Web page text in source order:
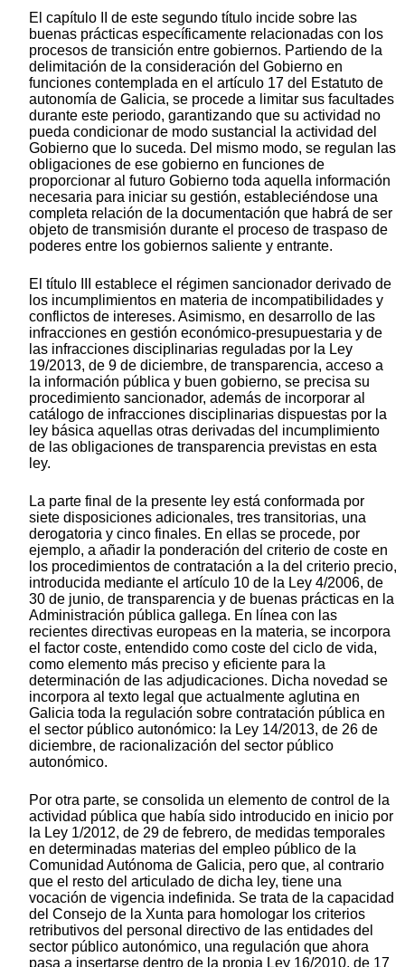
El capítulo II de este segundo título incide sobre las
buenas prácticas específicamente relacionadas con los
procesos de transición entre gobiernos. Partiendo de la
delimitación de la consideración del Gobierno en
funciones contemplada en el artículo 17 del Estatuto de
autonomía de Galicia, se procede a limitar sus facultades
durante este periodo, garantizando que su actividad no
pueda condicionar de modo sustancial la actividad del
Gobierno que lo suceda. Del mismo modo, se regulan las
obligaciones de ese gobierno en funciones de
proporcionar al futuro Gobierno toda aquella información
necesaria para iniciar su gestión, estableciéndose una
completa relación de la documentación que habrá de ser
objeto de transmisión durante el proceso de traspaso de
poderes entre los gobiernos saliente y entrante.
El título III establece el régimen sancionador derivado de
los incumplimientos en materia de incompatibilidades y
conflictos de intereses. Asimismo, en desarrollo de las
infracciones en gestión económico-presupuestaria y de
las infracciones disciplinarias reguladas por la Ley
19/2013, de 9 de diciembre, de transparencia, acceso a
la información pública y buen gobierno, se precisa su
procedimiento sancionador, además de incorporar al
catálogo de infracciones disciplinarias dispuestas por la
ley básica aquellas otras derivadas del incumplimiento
de las obligaciones de transparencia previstas en esta
ley.
La parte final de la presente ley está conformada por
siete disposiciones adicionales, tres transitorias, una
derogatoria y cinco finales. En ellas se procede, por
ejemplo, a añadir la ponderación del criterio de coste en
los procedimientos de contratación a la del criterio precio,
introducida mediante el artículo 10 de la Ley 4/2006, de
30 de junio, de transparencia y de buenas prácticas en la
Administración pública gallega. En línea con las
recientes directivas europeas en la materia, se incorpora
el factor coste, entendido como coste del ciclo de vida,
como elemento más preciso y eficiente para la
determinación de las adjudicaciones. Dicha novedad se
incorpora al texto legal que actualmente aglutina en
Galicia toda la regulación sobre contratación pública en
el sector público autonómico: la Ley 14/2013, de 26 de
diciembre, de racionalización del sector público
autonómico.
Por otra parte, se consolida un elemento de control de la
actividad pública que había sido introducido en inicio por
la Ley 1/2012, de 29 de febrero, de medidas temporales
en determinadas materias del empleo público de la
Comunidad Autónoma de Galicia, pero que, al contrario
que el resto del articulado de dicha ley, tiene una
vocación de vigencia indefinida. Se trata de la capacidad
del Consejo de la Xunta para homologar los criterios
retributivos del personal directivo de las entidades del
sector público autonómico, una regulación que ahora
pasa a insertarse dentro de la propia Ley 16/2010, de 17